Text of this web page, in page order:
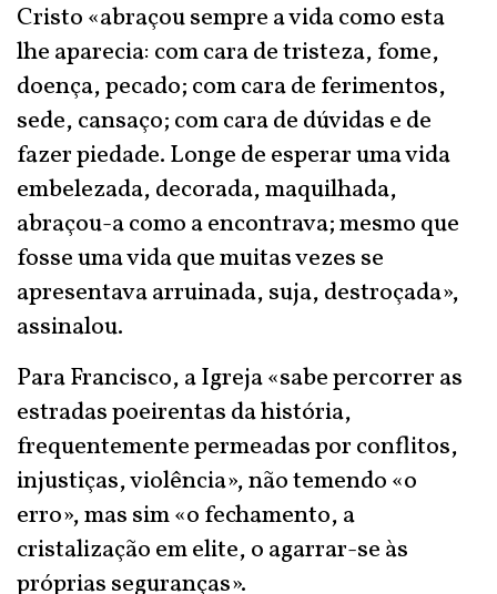
Cristo «abraçou sempre a vida como esta
lhe aparecia: com cara de tristeza, fome,
doença, pecado; com cara de ferimentos,
sede, cansaço; com cara de dúvidas e de
fazer piedade. Longe de esperar uma vida
embelezada, decorada, maquilhada,
abraçou-a como a encontrava; mesmo que
fosse uma vida que muitas vezes se
apresentava arruinada, suja, destroçada»,
assinalou.
Para Francisco, a Igreja «sabe percorrer as
estradas poeirentas da história,
frequentemente permeadas por conflitos,
injustiças, violência», não temendo «o
erro», mas sim «o fechamento, a
cristalização em elite, o agarrar-se às
próprias seguranças».